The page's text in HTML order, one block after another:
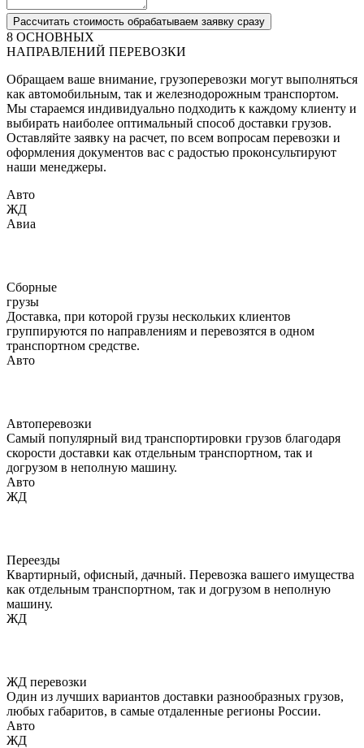
Рассчитать стоимость обрабатываем заявку сразу
8 ОСНОВНЫХ
НАПРАВЛЕНИЙ ПЕРЕВОЗКИ
Обращаем ваше внимание, грузоперевозки могут выполняться
как автомобильным, так и железнодорожным транспортом.
Мы стараемся индивидуально подходить к каждому клиенту и
выбирать наиболее оптимальный способ доставки грузов.
Оставляйте заявку на расчет, по всем вопросам перевозки и
оформления документов вас с радостью проконсультируют
наши менеджеры.
Авто
ЖД
Авиа
Сборные
грузы
Доставка, при которой грузы нескольких клиентов
группируются по направлениям и перевозятся в одном
транспортном средстве.
Авто
Автоперевозки
Самый популярный вид транспортировки грузов благодаря
скорости доставки как отдельным транспортном, так и
догрузом в неполную машину.
Авто
ЖД
Переезды
Квартирный, офисный, дачный. Перевозка вашего имущества
как отдельным транспортном, так и догрузом в неполную
машину.
ЖД
ЖД перевозки
Один из лучших вариантов доставки разнообразных грузов,
любых габаритов, в самые отдаленные регионы России.
Авто
ЖД